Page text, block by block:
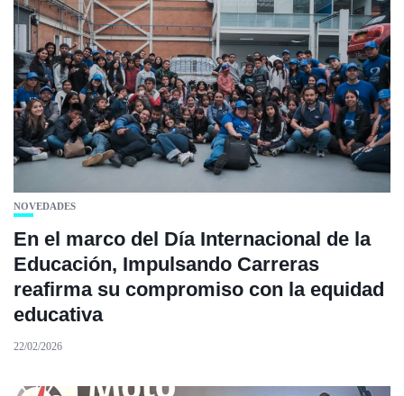
NOVEDADES
En el marco del Día Internacional de la
Educación, Impulsando Carreras
reafirma su compromiso con la equidad
educativa
22/02/2026